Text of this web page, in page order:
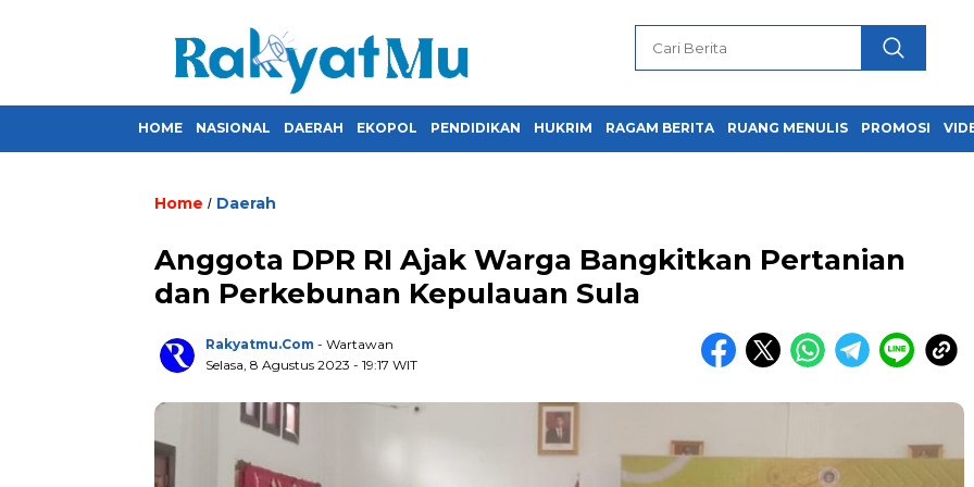
HOME NASIONAL DAERAH EKOPOL PENDIDIKAN HUKRIM RAGAM BERITA RUANG MENULIS PROMOSI
Home / Daerah
Anggota DPR RI Ajak Warga Bangkitkan Pertanian
dan Perkebunan Kepulauan Sula
Rakyatmu.com - Wartawan
Selasa, 8 Agustus 2023 - 19:17 WIT